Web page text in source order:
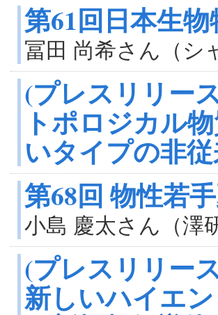
第61回日本生
冨田 尚希さん（シ
(プレスリリー
トポロジカル
いタイプの非
第68回 物性若
小島 慶太さん（澤
(プレスリリー
新しいハイエ